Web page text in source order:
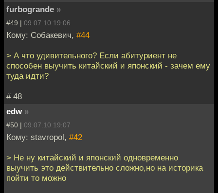
furbogrande »
#49 | 09.07.10 19:06
Кому: Собакевич, #44
> А что удивительного? Если абитуриент не
способен выучить китайский и японский - зачем ему
туда идти?
# 48
edw »
#50 | 09.07.10 19:07
Кому: stavropol, #42
> Не ну китайский и японский одновременно
выучить это действительно сложно,но на историка
пойти то можно